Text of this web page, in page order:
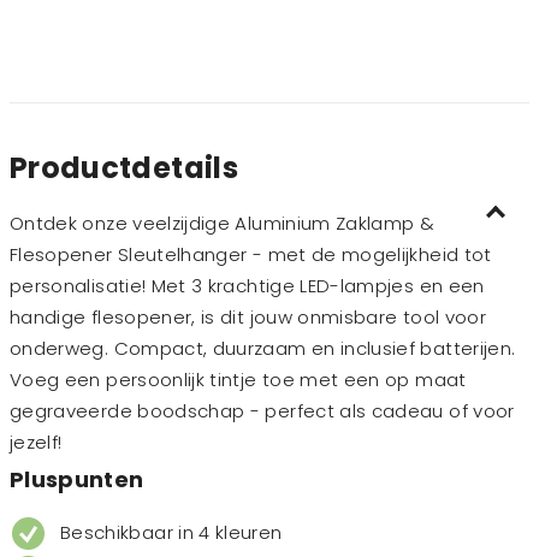
Productdetails
Ontdek onze veelzijdige Aluminium Zaklamp &
Flesopener Sleutelhanger - met de mogelijkheid tot
personalisatie! Met 3 krachtige LED-lampjes en een
handige flesopener, is dit jouw onmisbare tool voor
onderweg. Compact, duurzaam en inclusief batterijen.
Voeg eenpersoonlijk tintje toe met een op maat
gegraveerde boodschap - perfect als cadeau of voor
jezelf!
Pluspunten
Beschikbaar in 4 kleuren